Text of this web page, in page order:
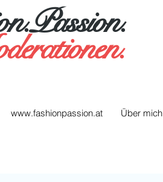
www.fashionpassion.at Über mich